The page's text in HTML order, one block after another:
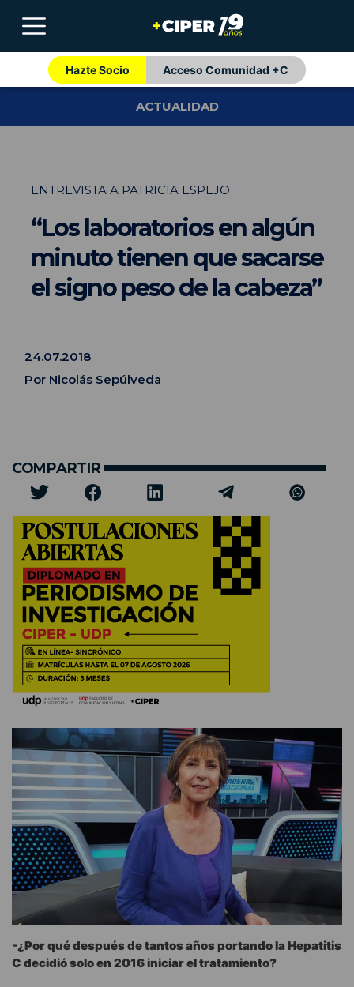
Hazte Socio Acceso Comunidad +C
ACTUALIDAD
ENTREVISTA A PATRICIA ESPEJO
“Los laboratorios en algún
minuto tienen que sacarse
el signo peso de la cabeza”
24.07.2018
Por Nicolás Sepúlveda
COMPARTIR
-¿Por qué después de tantos años portando la Hepatitis
C decidió solo en 2016 iniciar el tratamiento?